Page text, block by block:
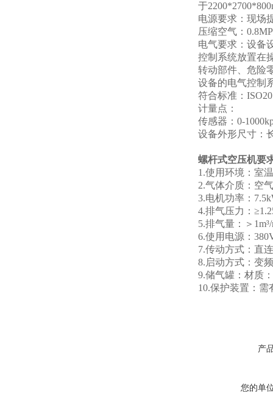
于
电源要求：现场
压缩空气：
电气要求：设备
控制系统放置在
转动部件、危险
设备的电气控制
符合标准：
计量点：
传感器：0-
设备外形尺寸：
螺杆式空压机要
1.使用环境：室
2.气体介质：空
3.电机功率：
4.排气压力：
5.排气量：＞
6.使用电源：
7.传动方式：直
8.启动方式：变
9.储气罐：材质
10.保护装置：
产
您的单